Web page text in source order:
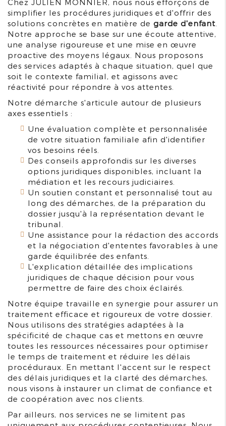
Chez JULIEN MONNIER, nous nous efforçons de
simplifier les procédures juridiques et d'offrir des
solutions concrètes en matière de garde d'enfant
Notre approche se base sur une écoute attentive,
une analyse rigoureuse et une mise en œuvre
proactive des moyens légaux. Nous proposons
des services adaptés à chaque situation, quel que
soit le contexte familial, et agissons avec
réactivité pour répondre à vos attentes.
Notre démarche s'articule autour de plusieurs
axes essentiels :
Une évaluation complète et personnalisée
de votre situation familiale afin d'identifier
vos besoins réels.
Des conseils approfondis sur les diverses
options juridiques disponibles, incluant la
médiation et les recours judiciaires.
Un soutien constant et personnalisé tout au
long des démarches, de la préparation du
dossier jusqu'à la représentation devant le
tribunal.
Une assistance pour la rédaction des accords
et la négociation d'ententes favorables à une
garde équilibrée des enfants.
L'explication détaillée des implications
juridiques de chaque décision pour vous
permettre de faire des choix éclairés.
Notre équipe travaille en synergie pour assurer un
traitement efficace et rigoureux de votre dossier.
Nous utilisons des stratégies adaptées à la
spécificité de chaque cas et mettons en œuvre
toutes les ressources nécessaires pour optimiser
le temps de traitement et réduire les délais
procéduraux. En mettant l'accent sur le respect
des délais juridiques et la clarté des démarches,
nous visons à instaurer un climat de confiance et
de coopération avec nos clients.
Par ailleurs, nos services ne se limitent pas